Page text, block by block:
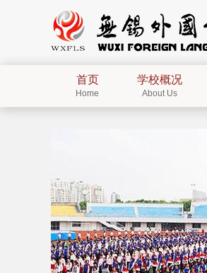
首页
Home
学校概况
About Us